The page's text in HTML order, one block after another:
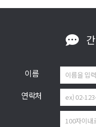
이름
연락처